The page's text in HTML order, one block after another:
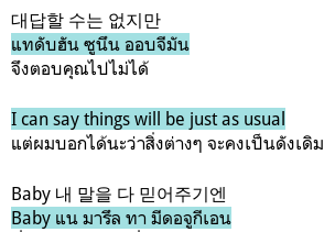
대답할 수는 없지만
แทดับฮัน ซูนึน ออบจีมัน
จึงตอบคุณไปไม่ได้
I can say things will be just as usual
แต่ผมบอกได้นะว่าสิ่งต่างๆ จะคงเป็นดังเดิม
Baby 내 말을 다 믿어주기엔
Baby แน มารึล ทา มีดอจูกีเอน